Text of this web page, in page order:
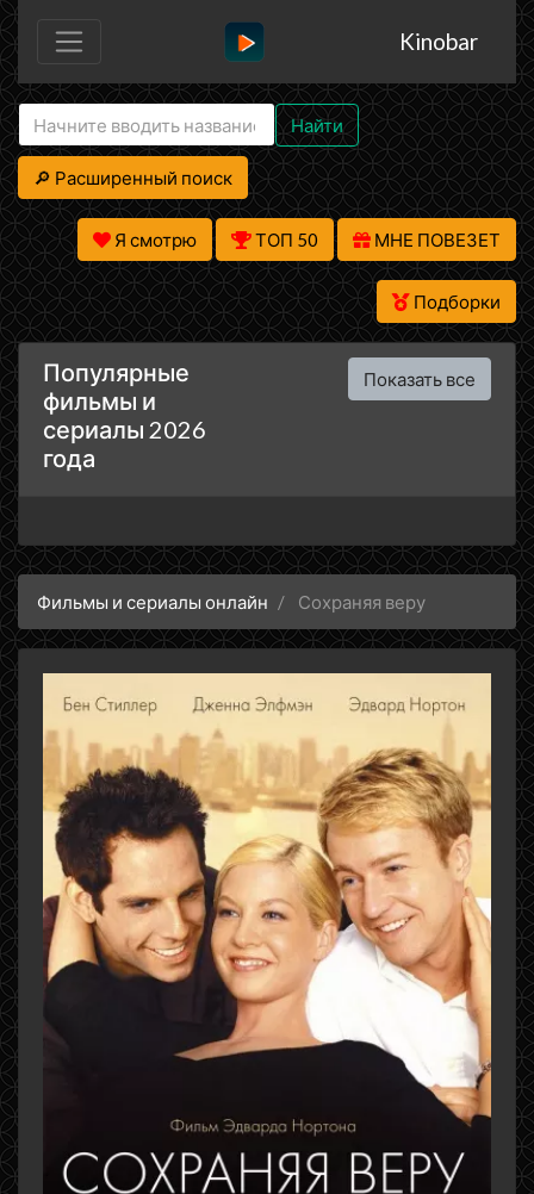
Kinobar
Найти
🔎 Расширенный поиск
Я смотрю ТОП 50 МНЕ ПОВЕЗЕТ
Подборки
Популярные
фильмы и
сериалы 2026
года
Показать все
Фильмы и сериалы онлайн Сохраняя веру